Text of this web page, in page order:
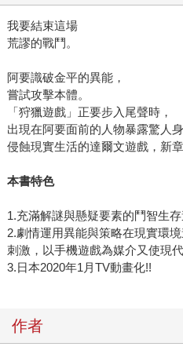
我要結束這場
荒謬的戰鬥。
阿要識破金平的異能，
嘗試攻擊本體。
「狩獵遊戲」正要步入尾聲時，
出現在阿要面前的人物暴露驚人
侵蝕現實生活的達爾文遊戲，新
本書特色
1.充滿解謎與懸疑要素的鬥智生存
2.劇情運用異能與策略在現實環
刺激，以手機遊戲為媒介又使現
3.日本2020年1月TV動畫化!!
作者